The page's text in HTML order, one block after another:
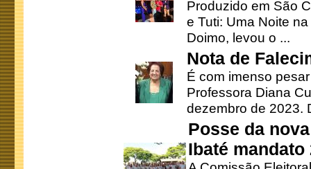
Produzido em São
e Tuti: Uma Noite
Doimo, levou o ...
Nota de
É com imenso
Professora Diana
dezembro de 2023.
Posse da
Ibaté mandato